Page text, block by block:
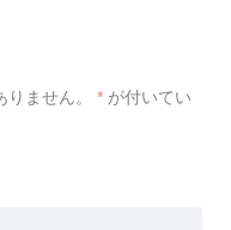
ません。 * が付いてい